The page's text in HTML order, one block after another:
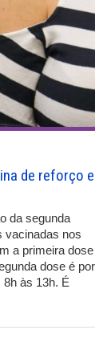
de reforço e
da segunda
vacinadas nos
a primeira dose
dose é por
8h às 13h. É